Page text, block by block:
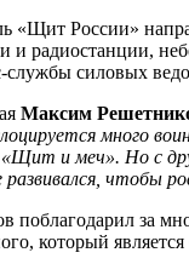
«Щит России»
и радиостанции,
службы силовых
Максим
много
«Щит и меч». Но с
чтобы
за
который